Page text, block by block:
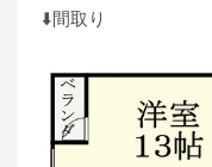
⬇️間取り